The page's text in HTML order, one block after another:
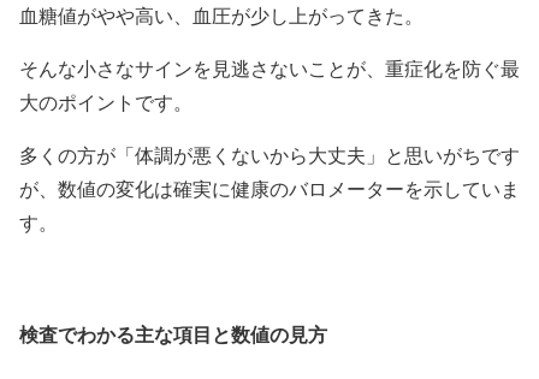
血糖値がやや高い、血圧が少し上がってきた。
そんな小さなサインを見逃さないことが、重症化を防ぐ最
大のポイントです。
多くの方が「体調が悪くないから大丈夫」と思いがちです
が、数値の変化は確実に健康のバロメーターを示していま
す。
検査でわかる主な項目と数値の見方